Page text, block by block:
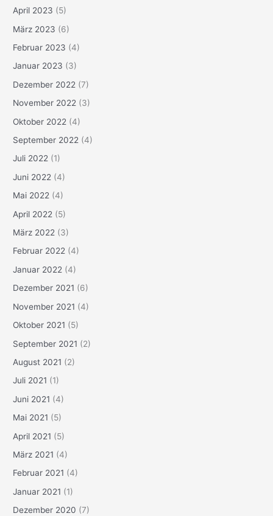
April 2023 (5)
März 2023 (6)
Februar 2023 (4)
Januar 2023 (3)
Dezember 2022 (7)
November 2022 (3)
Oktober 2022 (4)
September 2022 (4)
Juli 2022 (1)
Juni 2022 (4)
Mai 2022 (4)
April 2022 (5)
März 2022 (3)
Februar 2022 (4)
Januar 2022 (4)
Dezember 2021 (6)
November 2021 (4)
Oktober 2021 (5)
September 2021 (2)
August 2021 (2)
Juli 2021 (1)
Juni 2021 (4)
Mai 2021 (5)
April 2021 (5)
März 2021 (4)
Februar 2021 (4)
Januar 2021 (1)
Dezember 2020 (7)